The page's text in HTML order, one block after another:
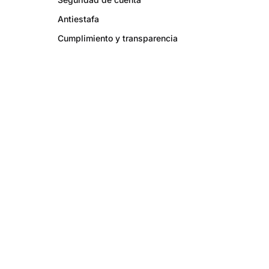
Antiestafa
Cumplimiento y transparencia